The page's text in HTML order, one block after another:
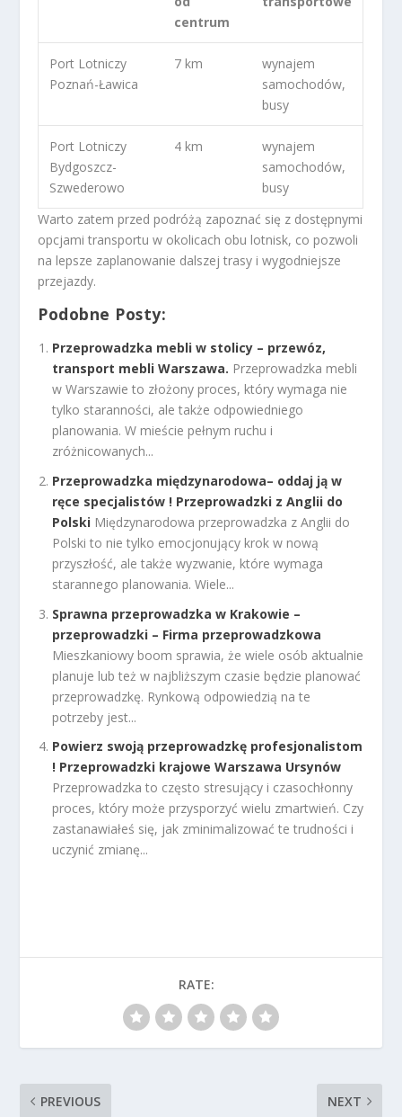
centrum
Port Lotniczy
Poznań-Ławica
7 km
wynajem
samochodów,
busy
Port Lotniczy
Bydgoszcz-
Szwederowo
4 km
wynajem
samochodów,
busy
Warto zatem przed podróżą zapoznać się z dostępnymi
opcjami transportu w okolicach obu lotnisk, co pozwoli
na lepsze zaplanowanie dalszej trasy i wygodniejsze
przejazdy.
Podobne Posty:
Przeprowadzka mebli w stolicy – przewóz,
transport mebli Warszawa. Przeprowadzka mebli
w Warszawie to złożony proces, który wymaga nie
tylko staranności, ale także odpowiedniego
planowania. W mieście pełnym ruchu i
zróżnicowanych...
Przeprowadzka międzynarodowa– oddaj ją w
ręce specjalistów ! Przeprowadzki z Anglii do
Polski Międzynarodowa przeprowadzka z Anglii do
Polski to nie tylko emocjonujący krok w nową
przyszłość, ale także wyzwanie, które wymaga
starannego planowania. Wiele...
Sprawna przeprowadzka w Krakowie –
przeprowadzki – Firma przeprowadzkowa
Mieszkaniowy boom sprawia, że wiele osób aktualnie
planuje lub też w najbliższym czasie będzie planować
przeprowadzkę. Rynkową odpowiedzią na te
potrzeby jest...
Powierz swoją przeprowadzkę profesjonalistom
! Przeprowadzki krajowe Warszawa Ursynów
Przeprowadzka to często stresujący i czasochłonny
proces, który może przysporzyć wielu zmartwień. Czy
zastanawiałeś się, jak zminimalizować te trudności i
uczynić zmianę...
RATE:
PREVIOUS NEXT